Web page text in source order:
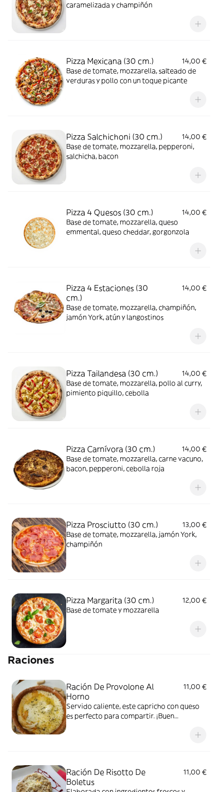
caramelizada y champiñón
Pizza Mexicana (30 cm.)
14,00 €
Base de tomate, mozzarella, salteado de
verduras y pollo con un toque picante
Pizza Salchichoni (30 cm.)
14,00 €
Base de tomate, mozzarella, pepperoni,
salchicha, bacon
Pizza 4 Quesos (30 cm.)
14,00 €
Base de tomate, mozzarella, queso
emmental, queso cheddar, gorgonzola
Pizza 4 Estaciones (30
cm.)
14,00 €
Base de tomate, mozzarella, champiñón,
jamón York, atún y langostinos
Pizza Tailandesa (30 cm.)
14,00 €
Base de tomate, mozzarella, pollo al curry,
pimiento piquillo, cebolla
Pizza Carnívora (30 cm.)
14,00 €
Base de tomate, mozzarella, carne vacuno,
bacon, pepperoni, cebolla roja
Pizza Prosciutto (30 cm.)
13,00 €
Base de tomate, mozzarella, jamón York,
champiñón
Pizza Margarita (30 cm.)
12,00 €
Base de tomate y mozzarella
Raciones
Ración De Provolone Al
Horno
11,00 €
Servido caliente, este capricho con queso
es perfecto para compartir. ¡Buen
Ración De Risotto De
Boletus
11,00 €